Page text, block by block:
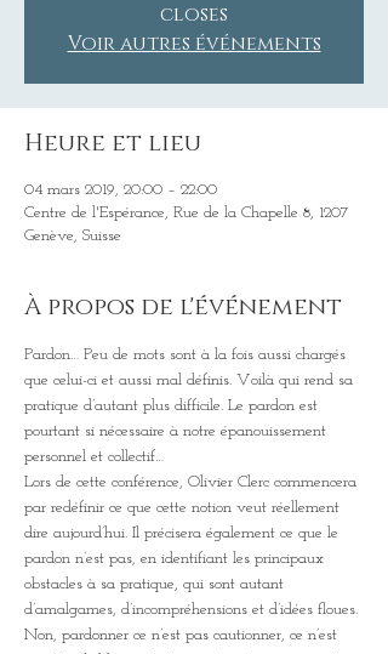
closes
Voir autres événements
Heure et lieu
04 mars 2019, 20:00 – 22:00
Centre de l'Espérance, Rue de la Chapelle 8, 1207
Genève, Suisse
À propos de l'événement
Pardon… Peu de mots sont à la fois aussi chargés
que celui-ci et aussi mal définis. Voilà qui rend sa
pratique d’autant plus difficile. Le pardon est
pourtant si nécessaire à notre épanouissement
Lors de cette conférence, Olivier Clerc commencera
par redéfinir ce que cette notion veut réellement
dire aujourd’hui. Il précisera également ce que le
pardon n’est pas, en identifiant les principaux
obstacles à sa pratique, qui sont autant
d’amalgames, d’incompréhensions et d’idées floues.
Non, pardonner ce n’est pas cautionner, ce n’est